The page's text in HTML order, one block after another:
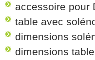
accessoire pour
table avec
dimensions
dimensions